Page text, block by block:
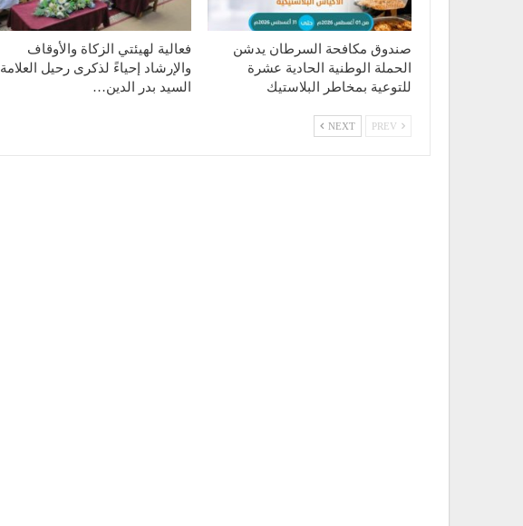
صندوق مكافحة السرطان يدشن
الحملة الوطنية الحادية عشرة
للتوعية بمخاطر البلاستيك
فعالية لهيئتي الزكاة والأوقاف
والإرشاد إحياءً لذكرى رحيل العلامة
السيد بدر الدين…
NEXT